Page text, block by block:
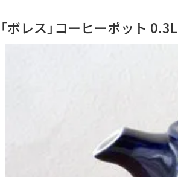
「ボレス」コーヒーポット